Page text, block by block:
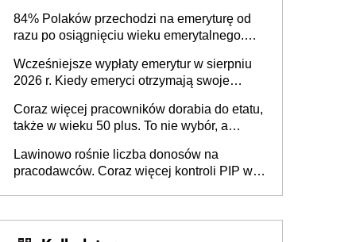
84% Polaków przechodzi na emeryturę od
razu po osiągnięciu wieku emerytalnego.
dłużej, ale czy jest w stanie? Pracownicy
45+ to siła napędowa gospodarki
Wcześniejsze wypłaty emerytur w sierpniu
2026 r. Kiedy emeryci otrzymają swoje
Coraz więcej pracowników dorabia do etatu,
także w wieku 50 plus. To nie wybór, a
życia
Lawinowo rośnie liczba donosów na
pracodawców. Coraz więcej kontroli PIP w